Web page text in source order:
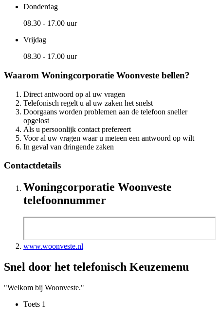
Donderdag
08.30 - 17.00 uur
Vrijdag
08.30 - 17.00 uur
Waarom Woningcorporatie Woonveste bellen?
Direct antwoord op al uw vragen
Telefonisch regelt u al uw zaken het snelst
Doorgaans worden problemen aan de telefoon sneller
opgelost
Als u persoonlijk contact prefereert
Voor al uw vragen waar u meteen een antwoord op wilt
In geval van dringende zaken
Contactdetails
Woningcorporatie Woonveste
telefoonnummer
www.woonveste.nl
Snel door het telefonisch Keuzemenu
"Welkom bij Woonveste."
Toets 1